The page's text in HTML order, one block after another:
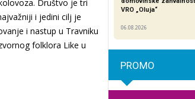
Društvo je tri
i jedini cilj je
i nastup u Travniku
folklora Like u
VRO „Oluja“
06.08.2026
PROMO